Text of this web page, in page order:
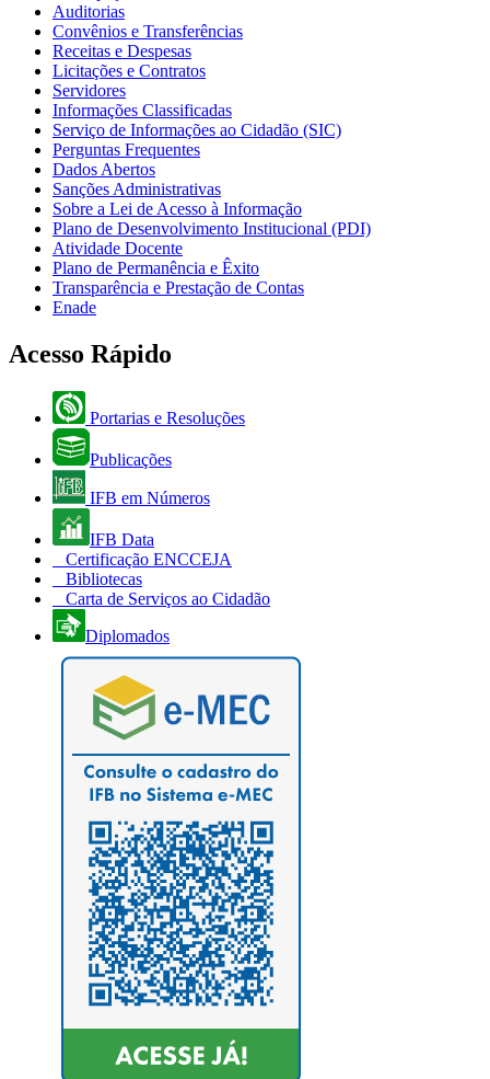
Auditorias
Convênios e Transferências
Receitas e Despesas
Licitações e Contratos
Servidores
Informações Classificadas
Serviço de Informações ao Cidadão (SIC)
Perguntas Frequentes
Dados Abertos
Sanções Administrativas
Sobre a Lei de Acesso à Informação
Plano de Desenvolvimento Institucional (PDI)
Atividade Docente
Plano de Permanência e Êxito
Transparência e Prestação de Contas
Enade
Acesso Rápido
Portarias e Resoluções
Publicações
IFB em Números
IFB Data
Certificação ENCCEJA
Bibliotecas
Carta de Serviços ao Cidadão
Diplomados